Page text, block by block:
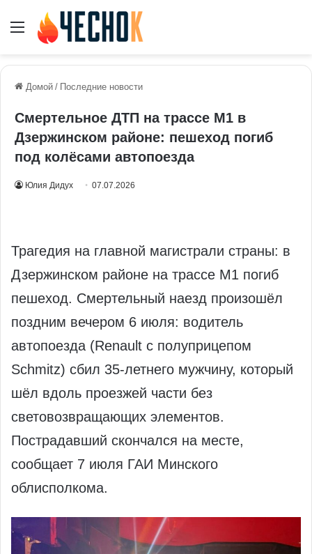
Меню
Домой / Последние новости
Смертельное ДТП на трассе М1 в
Дзержинском районе: пешеход погиб
под колёсами автопоезда
Юлия Дидух 07.07.2026
Трагедия на главной магистрали страны: в
Дзержинском районе на трассе М1 погиб
пешеход. Смертельный наезд произошёл
поздним вечером 6 июля: водитель
автопоезда (Renault с полуприцепом
Schmitz) сбил 35‑летнего мужчину, который
шёл вдоль проезжей части без
световозвращающих элементов.
Пострадавший скончался на месте,
сообщает 7 июля ГАИ Минского
облисполкома.